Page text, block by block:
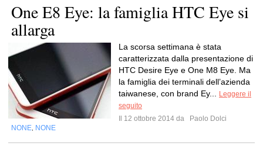
One E8 Eye: la famiglia HTC Eye si
allarga
La scorsa settimana è stata
caratterizzata dalla presentazione di
HTC Desire Eye e One M8 Eye. Ma
la famiglia dei terminali dell’azienda
taiwanese, con brand Ey...
Leggere il
seguito
Il 12 ottobre 2014 da
Paolo Dolci
NONE NONE